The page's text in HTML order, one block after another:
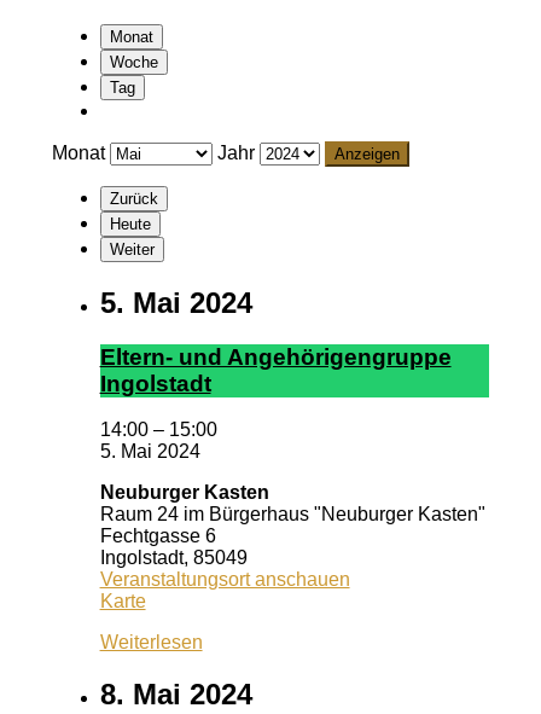
Monat
Woche
Tag
Monat Jahr
Zurück
Heute
Weiter
5. Mai 2024
El­tern- und An­ge­hör­ig­en­grup­pe
In­gol­stadt
14:00 – 15:00
5. Mai 2024
Neuburger Kasten
Raum 24 im Bürgerhaus "Neuburger Kasten"
Fechtgasse 6
Ingolstadt, 85049
Veranstaltungsort anschauen
KarteNeuburger
Weiterlesen
8. Mai 2024